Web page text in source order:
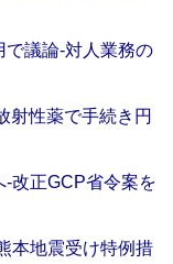
で議論‐対人業務の
射性薬で手続き円
‐改正GCP省令案を
本地震受け特例措